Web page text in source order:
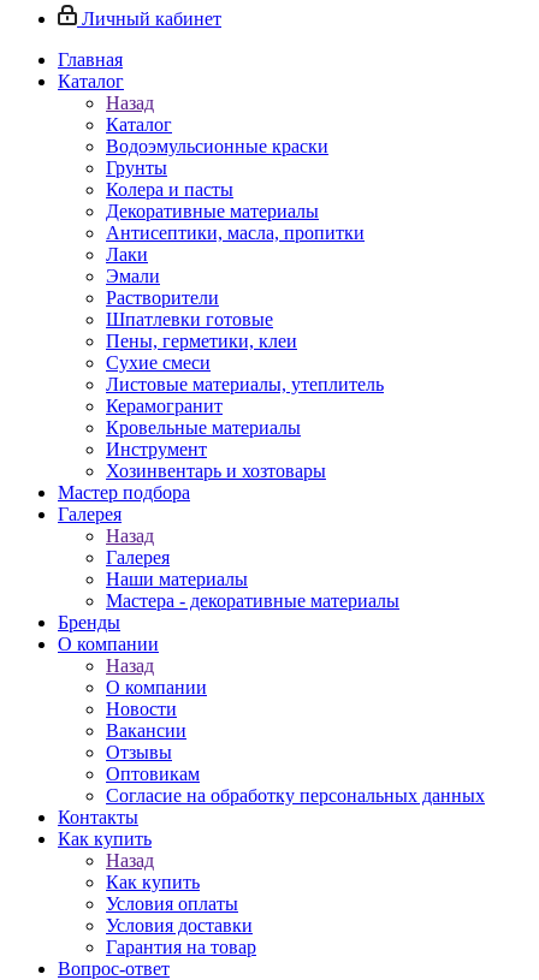
Личный кабинет
Главная
Каталог
Назад
Каталог
Водоэмульсионные краски
Грунты
Колера и пасты
Декоративные материалы
Антисептики, масла, пропитки
Лаки
Эмали
Растворители
Шпатлевки готовые
Пены, герметики, клеи
Сухие смеси
Листовые материалы, утеплитель
Керамогранит
Кровельные материалы
Инструмент
Хозинвентарь и хозтовары
Мастер подбора
Галерея
Назад
Галерея
Наши материалы
Мастера - декоративные материалы
Бренды
О компании
Назад
О компании
Новости
Вакансии
Отзывы
Оптовикам
Cогласие на обработку персональных данных
Контакты
Как купить
Назад
Как купить
Условия оплаты
Условия доставки
Гарантия на товар
Вопрос-ответ